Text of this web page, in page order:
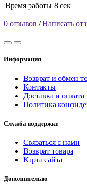
Время работы 8 сек
0 отзывов /Написать
Информация
Возврат и обмен
Контакты
Доставка и оплата
Политика
Служба поддержки
Связаться с нами
Возврат товара
Карта сайта
Дополнительно